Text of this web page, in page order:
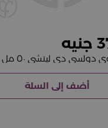
أضف إلى السلة